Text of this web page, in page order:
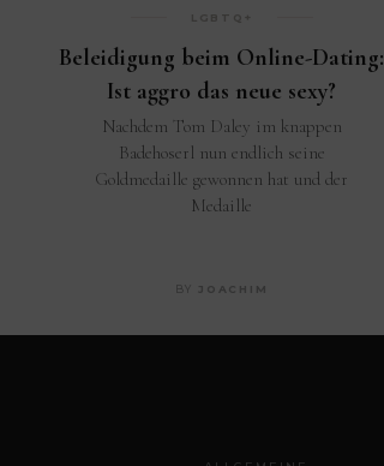
LGBTQ+
Beleidigung beim Online-Dating:
Ist aggro das neue sexy?
Nachdem Tom Daley im knappen
Badehoserl nun endlich seine
Goldmedaille gewonnen hat und der
Medaille
BY JOACHIM